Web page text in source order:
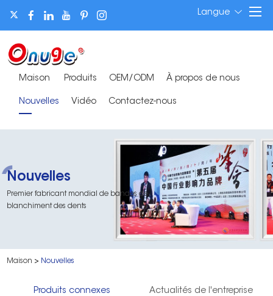
Langue
Maison Produits OEM/ODM À propos de nous
Nouvelles Vidéo Contactez-nous
Nouvelles
Premier fabricant mondial de bandes de
blanchiment des dents
Maison > Nouvelles
Produits connexes Actualités de l'entreprise